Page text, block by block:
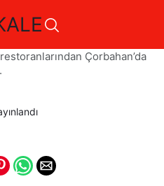
yaşanır
Çorbahan’da